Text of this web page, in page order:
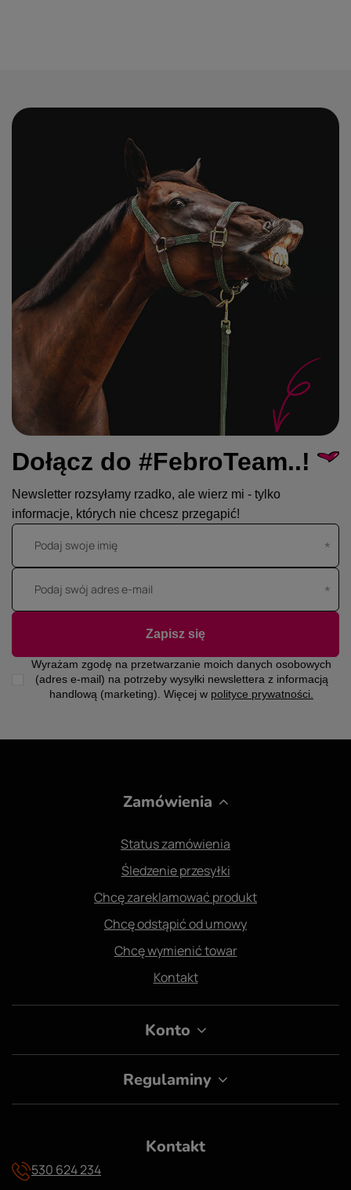
Dołącz do #FebroTeam..!
Newsletter rozsyłamy rzadko, ale wierz mi - tylko
informacje, których nie chcesz przegapić!
Podaj swoje imię
Podaj swój adres e-mail
Wyrażam zgodę na przetwarzanie moich danych osobowych
(adres e-mail) na potrzeby wysyłki newslettera z informacją
handlową (marketing). Więcej w polityce prywatności.
Zapisz się
Zamówienia
Status zamówienia
Śledzenie przesyłki
Chcę zareklamować produkt
Chcę odstąpić od umowy
Chcę wymienić towar
Kontakt
Konto
Regulaminy
Kontakt
530 624 234